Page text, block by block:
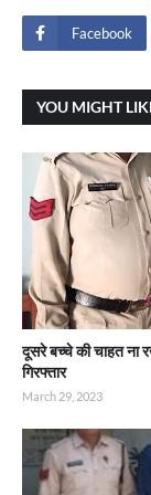
Facebook
YOU MIGHT
दूसरे बच्चे की चाहत ना
गिरफ्तार
March 29, 2023